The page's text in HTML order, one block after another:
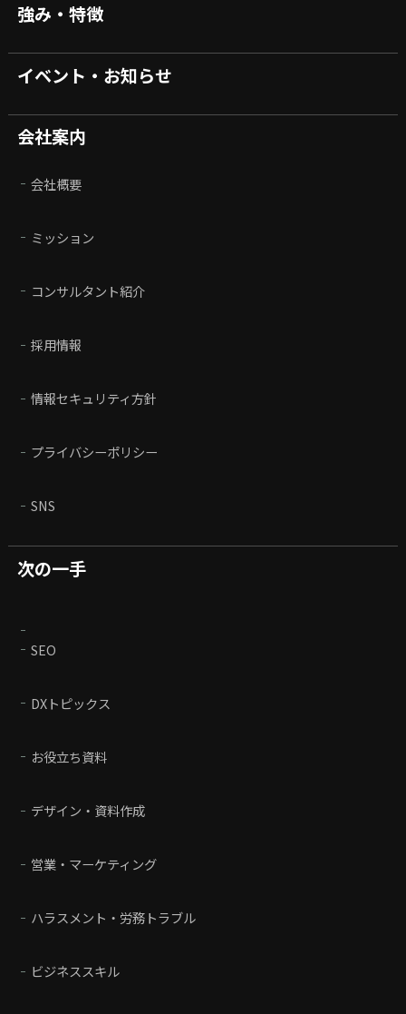
強み・特徴
イベント・お知らせ
会社案内
会社概要
ミッション
コンサルタント紹介
採用情報
情報セキュリティ方針
プライバシーポリシー
SNS
次の一手
SEO
DXトピックス
お役立ち資料
デザイン・資料作成
営業・マーケティング
ハラスメント・労務トラブル
ビジネススキル